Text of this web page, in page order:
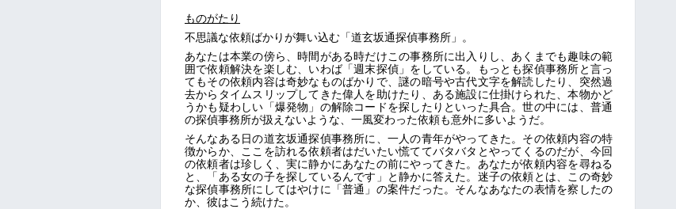
ものがたり
不思議な依頼ばかりが舞い込む「道玄坂通探偵事務所」。
あなたは本業の傍ら、時間がある時だけこの事務所に出入りし、あくまでも趣味の範
囲で依頼解決を楽しむ、いわば「週末探偵」をしている。もっとも探偵事務所と言っ
てもその依頼内容は奇妙なものばかりで、謎の暗号や古代文字を解読したり、突然過
去からタイムスリップしてきた偉人を助けたり、ある施設に仕掛けられた、本物かど
うかも疑わしい「爆発物」の解除コードを探したりといった具合。世の中には、普通
の探偵事務所が扱えないような、一風変わった依頼も意外に多いようだ。
そんなある日の道玄坂通探偵事務所に、一人の青年がやってきた。その依頼内容の特
徴からか、ここを訪れる依頼者はだいたい慌ててバタバタとやってくるのだが、今回
の依頼者は珍しく、実に静かにあなたの前にやってきた。あなたが依頼内容を尋ねる
と、「ある女の子を探しているんです」と静かに答えた。迷子の依頼とは、この奇妙
な探偵事務所にしてはやけに「普通」の案件だった。そんなあなたの表情を察したの
か、彼はこう続けた。